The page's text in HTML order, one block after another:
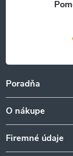
Poradňa
O nákupe
Firemné údaje